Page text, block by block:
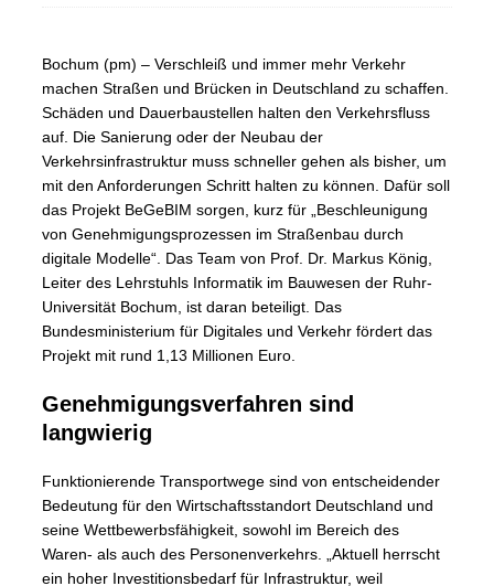
Bochum (pm) – Verschleiß und immer mehr Verkehr
machen Straßen und Brücken in Deutschland zu schaffen.
Schäden und Dauerbaustellen halten den Verkehrsfluss
auf. Die Sanierung oder der Neubau der
Verkehrsinfrastruktur muss schneller gehen als bisher, um
mit den Anforderungen Schritt halten zu können. Dafür soll
das Projekt BeGeBIM sorgen, kurz für „Beschleunigung
von Genehmigungsprozessen im Straßenbau durch
digitale Modelle“. Das Team von Prof. Dr. Markus König,
Leiter des Lehrstuhls Informatik im Bauwesen der Ruhr-
Universität Bochum, ist daran beteiligt. Das
Bundesministerium für Digitales und Verkehr fördert das
Projekt mit rund 1,13 Millionen Euro.
Genehmigungsverfahren sind
langwierig
Funktionierende Transportwege sind von entscheidender
Bedeutung für den Wirtschaftsstandort Deutschland und
seine Wettbewerbsfähigkeit, sowohl im Bereich des
Waren- als auch des Personenverkehrs. „Aktuell herrscht
ein hoher Investitionsbedarf für Infrastruktur, weil